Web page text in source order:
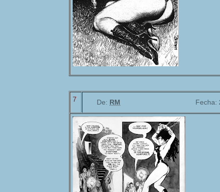
7 De: RM Fecha: